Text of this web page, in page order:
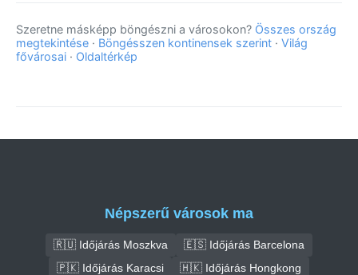
Szeretne másképp böngészni a városokon? Összes ország
megtekintése · Böngésszen kontinensek szerint · Világ
fővárosai · Oldaltérkép
Népszerű városok ma
🇷🇺 Időjárás Moszkva
🇪🇸 Időjárás Barcelona
🇵🇰 Időjárás Karacsi
🇭🇰 Időjárás Hongkong